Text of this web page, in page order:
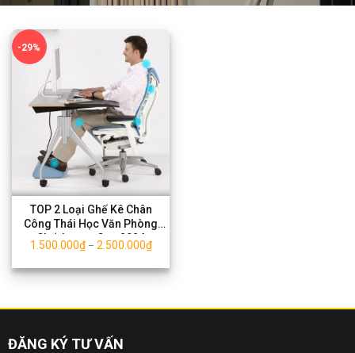
-29%
TOP 2 Loại Ghế Kê Chân
Công Thái Học Văn Phòng
Chất Lượng Cao 2024
1.500.000₫– 2.500.000₫
ĐĂNG KÝ TƯ VẤN